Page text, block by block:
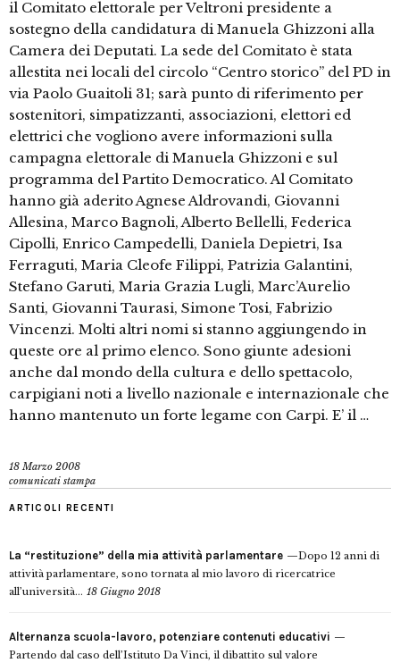
il Comitato elettorale per Veltroni presidente a
sostegno della candidatura di Manuela Ghizzoni alla
Camera dei Deputati. La sede del Comitato è stata
allestita nei locali del circolo “Centro storico” del PD in
via Paolo Guaitoli 31; sarà punto di riferimento per
sostenitori, simpatizzanti, associazioni, elettori ed
elettrici che vogliono avere informazioni sulla
campagna elettorale di Manuela Ghizzoni e sul
programma del Partito Democratico. Al Comitato
hanno già aderito Agnese Aldrovandi, Giovanni
Allesina, Marco Bagnoli, Alberto Bellelli, Federica
Cipolli, Enrico Campedelli, Daniela Depietri, Isa
Ferraguti, Maria Cleofe Filippi, Patrizia Galantini,
Stefano Garuti, Maria Grazia Lugli, Marc’Aurelio
Santi, Giovanni Taurasi, Simone Tosi, Fabrizio
Vincenzi. Molti altri nomi si stanno aggiungendo in
queste ore al primo elenco. Sono giunte adesioni
anche dal mondo della cultura e dello spettacolo,
carpigiani noti a livello nazionale e internazionale che
hanno mantenuto un forte legame con Carpi. E’ il …
18 Marzo 2008
comunicati stampa
ARTICOLI RECENTI
La “restituzione” della mia attività parlamentare
Dopo 12 anni di
attività parlamentare, sono tornata al mio lavoro di ricercatrice
all’università... 18 Giugno 2018
Alternanza scuola-lavoro, potenziare contenuti educativi
Partendo dal caso dell’Istituto Da Vinci, il dibattito sul valore